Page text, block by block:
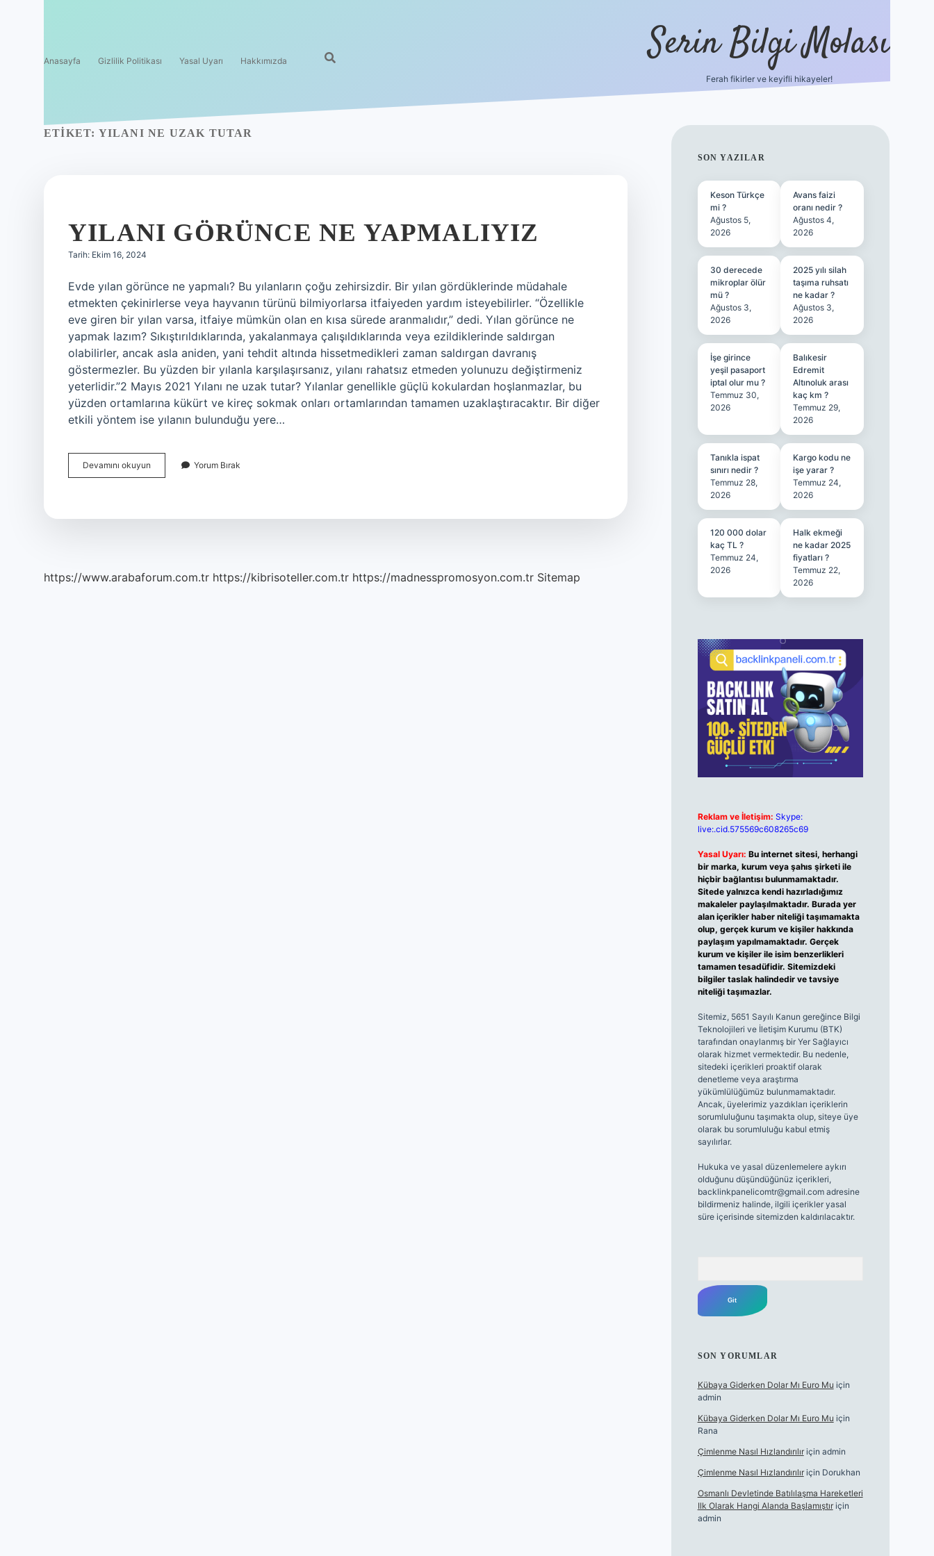
Anasayfa Gizlilik Politikası Yasal Uyarı Hakkımızda Serin Bilgi Molası
Ferah fikirler ve keyifli hikayeler!
ETIKET: YILANI NE UZAK TUTAR
YILANI GÖRÜNCE NE YAPMALIYIZ
Tarih: Ekim 16, 2024
Evde yılan görünce ne yapmalı? Bu yılanların çoğu zehirsizdir. Bir yılan gördüklerinde müdahale
etmekten çekinirlerse veya hayvanın türünü bilmiyorlarsa itfaiyeden yardım isteyebilirler. “Özellikle
eve giren bir yılan varsa, itfaiye mümkün olan en kısa sürede aranmalıdır,” dedi. Yılan görünce ne
yapmak lazım? Sıkıştırıldıklarında, yakalanmaya çalışıldıklarında veya ezildiklerinde saldırgan
olabilirler, ancak asla aniden, yani tehdit altında hissetmedikleri zaman saldırgan davranış
göstermezler. Bu yüzden bir yılanla karşılaşırsanız, yılanı rahatsız etmeden yolunuzu değiştirmeniz
yeterlidir.”2 Mayıs 2021 Yılanı ne uzak tutar? Yılanlar genellikle güçlü kokulardan hoşlanmazlar, bu
yüzden ortamlarına kükürt ve kireç sokmak onları ortamlarından tamamen uzaklaştıracaktır. Bir diğer
etkili yöntem ise yılanın bulunduğu yere…
Devamını okuyun
Görünce
Yorum Bırak
https://www.arabaforum.com.tr https://kibrisoteller.com.tr https://madnesspromosyon.com.tr Sitemap
SIDEBAR
SON YAZILAR
Keson Türkçe
mi ?
Ağustos 5,
2026
Avans faizi
oranı nedir ?
Ağustos 4,
2026
30 derecede
mikroplar ölür
mü ?
Ağustos 3,
2026
2025 yılı silah
taşıma ruhsatı
ne kadar ?
Ağustos 3,
2026
İşe girince
yeşil pasaport
iptal olur mu ?
Temmuz 30,
2026
Balıkesir
Edremit
Altınoluk arası
kaç km ?
Temmuz 29,
2026
Tanıkla ispat
sınırı nedir ?
Temmuz 28,
2026
Kargo kodu ne
işe yarar ?
Temmuz 24,
2026
120 000 dolar
kaç TL ?
Temmuz 24,
2026
Halk ekmeği
ne kadar 2025
fiyatları ?
Temmuz 22,
2026
Reklam ve İletişim: Skype:
live:.cid.575569c608265c69
Yasal Uyarı: Bu internet sitesi, herhangi
bir marka, kurum veya şahıs şirketi ile
hiçbir bağlantısı bulunmamaktadır.
Sitede yalnızca kendi hazırladığımız
makaleler paylaşılmaktadır. Burada yer
alan içerikler haber niteliği taşımamakta
olup, gerçek kurum ve kişiler hakkında
paylaşım yapılmamaktadır. Gerçek
kurum ve kişiler ile isim benzerlikleri
tamamen tesadüfidir. Sitemizdeki
bilgiler taslak halindedir ve tavsiye
niteliği taşımazlar.
Sitemiz, 5651 Sayılı Kanun gereğince Bilgi
Teknolojileri ve İletişim Kurumu (BTK)
tarafından onaylanmış bir Yer Sağlayıcı
olarak hizmet vermektedir. Bu nedenle,
sitedeki içerikleri proaktif olarak
denetleme veya araştırma
yükümlülüğümüz bulunmamaktadır.
Ancak, üyelerimiz yazdıkları içeriklerin
sorumluluğunu taşımakta olup, siteye üye
olarak bu sorumluluğu kabul etmiş
sayılırlar.
Hukuka ve yasal düzenlemelere aykırı
olduğunu düşündüğünüz içerikleri,
backlinkpanelicomtr@gmail.comadresine
bildirmeniz halinde, ilgili içerikler yasal
süre içerisinde sitemizden kaldırılacaktır.
SON YORUMLAR
Kübaya Giderken Dolar Mı Euro Mu için
admin
Kübaya Giderken Dolar Mı Euro Mu için
Rana
Çimlenme Nasıl Hızlandırılıriçin admin
Çimlenme Nasıl Hızlandırılıriçin Dorukhan
Osmanlı Devletinde Batılılaşma Hareketleri
Ilk Olarak Hangi Alanda Başlamıştıriçin
admin
tulipbet sitesi